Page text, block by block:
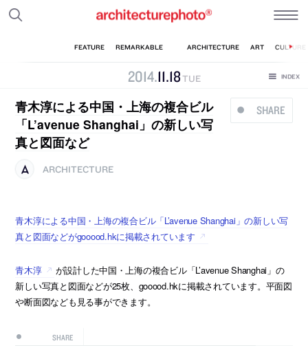
2014.11.18 TUE
SHARE
青木淳による中国・上海の複合ビル
「L’avenue Shanghai」の新しい写
真と図面など
ARCHITECTURE
青木淳による中国・上海の複合ビル「L’avenue Shanghai」の新しい写
真と図面などがgooood.hkに掲載されています
青木淳
が設計した中国・上海の複合ビル「L’avenue Shanghai」の
新しい写真と図面などが25枚、gooood.hkに掲載されています。平面図
や断面図なども見る事ができます。
SHARE